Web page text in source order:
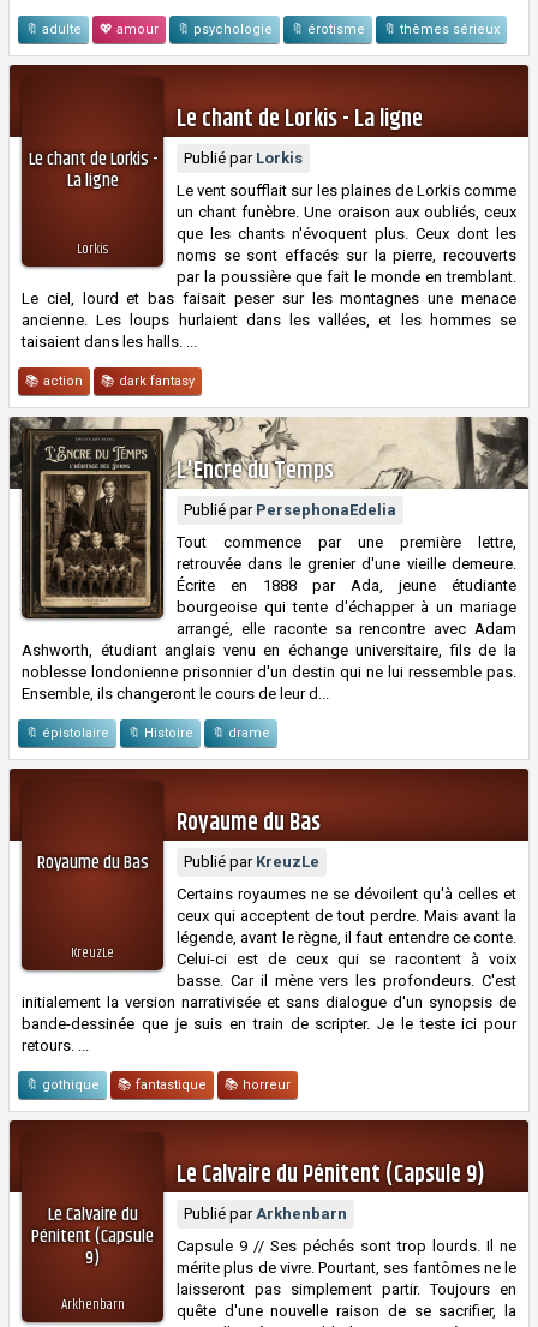
🔖 adulte 💖 amour 🔖 psychologie 🔖 érotisme 🔖 thèmes sérieux
Le chant de Lorkis -
La ligne
Lorkis
Le chant de Lorkis - La ligne
Publié par Lorkis
Le vent soufflait sur les plaines de Lorkis comme
un chant funèbre. Une oraison aux oubliés, ceux
que les chants n'évoquent plus. Ceux dont les
noms se sont effacés sur la pierre, recouverts
par la poussière que fait le monde en tremblant.
Le ciel, lourd et bas faisait peser sur les montagnes une menace
ancienne. Les loups hurlaient dans les vallées, et les hommes se
taisaient dans les halls. ...
📚 action 📚 dark fantasy
L'Encre du Temps
Publié par PersephonaEdelia
Tout commence par une première lettre,
retrouvée dans le grenier d'une vieille demeure.
Écrite en 1888 par Ada, jeune étudiante
bourgeoise qui tente d'échapper à un mariage
arrangé, elle raconte sa rencontre avec Adam
Ashworth, étudiant anglais venu en échange universitaire, fils de la
noblesse londonienne prisonnier d'un destin qui ne lui ressemble pas.
Ensemble, ils changeront le cours de leur d...
🔖 épistolaire 🔖 Histoire 🔖 drame
Royaume du Bas
KreuzLe
Royaume du Bas
Publié par KreuzLe
Certains royaumes ne se dévoilent qu'à celles et
ceux qui acceptent de tout perdre. Mais avant la
légende, avant le règne, il faut entendre ce conte.
Celui-ci est de ceux qui se racontent à voix
basse. Car il mène vers les profondeurs. C'est
initialement la version narrativisée et sans dialogue d'un synopsis de
bande-dessinée que je suis en train de scripter. Je le teste ici pour
retours. ...
🔖 gothique 📚 fantastique 📚 horreur
Le Calvaire du
Pénitent (Capsule
9)
Arkhenbarn
Le Calvaire du Pénitent (Capsule 9)
Publié parArkhenbarn
Capsule 9 // Ses péchés sont trop lourds. Il ne
mérite plus de vivre. Pourtant, ses fantômes ne le
laisseront pas simplement partir. Toujours en
quête d'une nouvelle raison de se sacrifier, la